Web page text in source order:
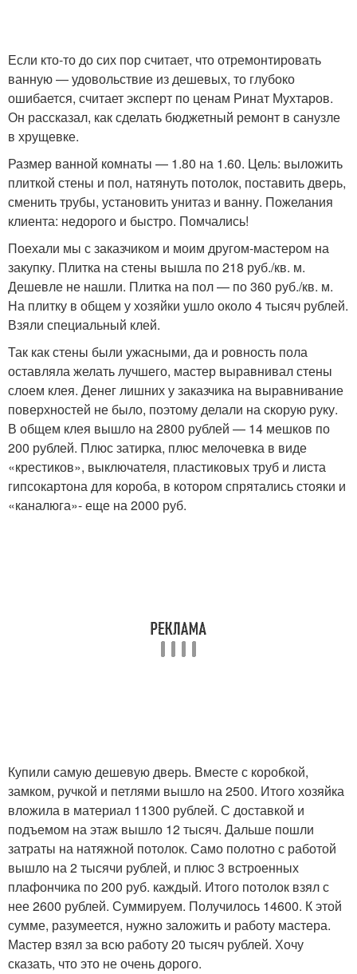
Если кто-то до сих пор считает, что отремонтировать
ванную — удовольствие из дешевых, то глубоко
ошибается, считает эксперт по ценам Ринат Мухтаров.
Он рассказал, как сделать бюджетный ремонт в санузле
в хрущевке.
Размер ванной комнаты — 1.80 на 1.60. Цель: выложить
плиткой стены и пол, натянуть потолок, поставить дверь,
сменить трубы, установить унитаз и ванну. Пожелания
клиента: недорого и быстро. Помчались!
Поехали мы с заказчиком и моим другом-мастером на
закупку. Плитка на стены вышла по 218 руб./кв. м.
Дешевле не нашли. Плитка на пол — по 360 руб./кв. м.
На плитку в общем у хозяйки ушло около 4 тысяч рублей.
Взяли специальный клей.
Так как стены были ужасными, да и ровность пола
оставляла желать лучшего, мастер выравнивал стены
слоем клея. Денег лишних у заказчика на выравнивание
поверхностей не было, поэтому делали на скорую руку.
В общем клея вышло на 2800 рублей — 14 мешков по
200 рублей. Плюс затирка, плюс мелочевка в виде
«крестиков», выключателя, пластиковых труб и листа
гипсокартона для короба, в котором спрятались стояки и
«каналюга»- еще на 2000 руб.
Купили самую дешевую дверь. Вместе с коробкой,
замком, ручкой и петлями вышло на 2500. Итого хозяйка
вложила в материал 11300 рублей. С доставкой и
подъемом на этаж вышло 12 тысяч. Дальше пошли
затраты на натяжной потолок. Само полотно с работой
вышло на 2 тысячи рублей, и плюс 3 встроенных
плафончика по 200 руб. каждый. Итого потолок взял с
нее 2600 рублей. Суммируем. Получилось 14600. К этой
сумме, разумеется, нужно заложить и работу мастера.
Мастер взял за всю работу 20 тысяч рублей. Хочу
сказать, что это не очень дорого.